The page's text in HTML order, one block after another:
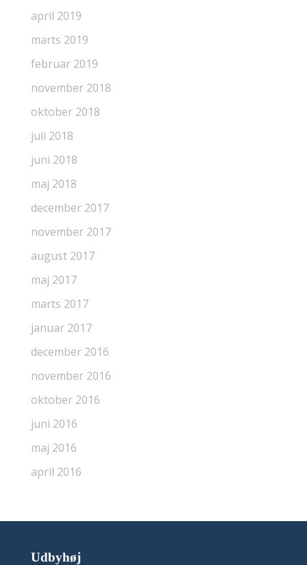
april 2019
marts 2019
februar 2019
november 2018
oktober 2018
juli 2018
juni 2018
maj 2018
december 2017
november 2017
august 2017
maj 2017
marts 2017
januar 2017
december 2016
november 2016
oktober 2016
juni 2016
maj 2016
april 2016
Udbyhøj